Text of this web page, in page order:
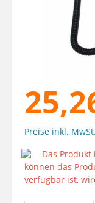
Preise inkl.
Das
können das
verfügbar ist,